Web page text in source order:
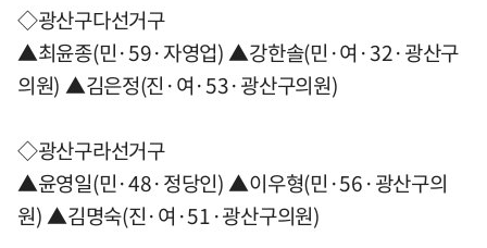
◇광산구다선거구
▲최윤종(민·59·자영업) ▲강한솔(민·여·32·광산구
의원) ▲김은정(진·여·53·광산구의원)
◇광산구라선거구
▲윤영일(민·48·정당인) ▲이우형(민·56·광산구의
원) ▲김명숙(진·여·51·광산구의원)